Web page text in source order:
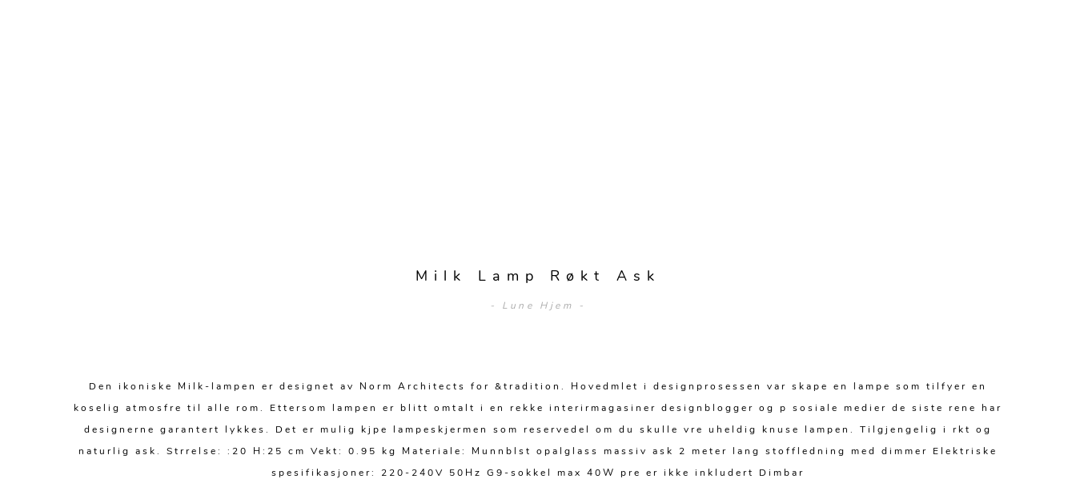
Milk Lamp Røkt Ask
- Lune Hjem -
Den ikoniske Milk-lampen er designet av Norm Architects for &tradition. Hovedmlet i designprosessen var skape en lampe som tilfyer en
koselig atmosfre til alle rom. Ettersom lampen er blitt omtalt i en rekke interirmagasiner designblogger og p sosiale medier de siste rene har
designerne garantert lykkes. Det er mulig kjpe lampeskjermen som reservedel om du skulle vre uheldig knuse lampen. Tilgjengelig i rkt og
naturlig ask. Strrelse: :20 H:25 cm Vekt: 0.95 kg Materiale: Munnblst opalglass massiv ask 2 meter lang stoffledning med dimmer Elektriske
spesifikasjoner: 220-240V 50Hz G9-sokkel max 40W pre er ikke inkludert Dimbar